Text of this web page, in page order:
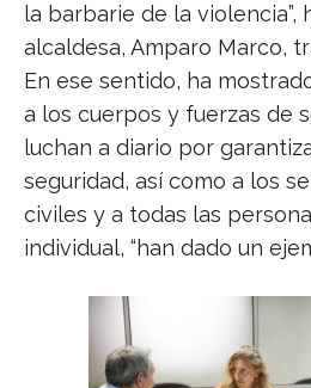
la barbarie de la violencia”,
alcaldesa, Amparo Marco,
En ese sentido, ha
a los cuerpos y fuerzas de
luchan a diario por
seguridad, así como a los
civiles y a todas las
individual, “han dado un